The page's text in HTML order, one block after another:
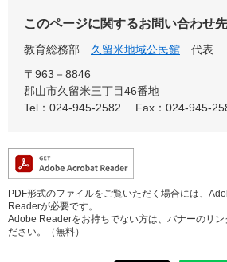
このページに関するお問い合わせ先
教育総務部 久留米地域公民館
代表
〒963－8846
郡山市久留米三丁目46番地
Tel：024-945-2582
Fax：024-945-
PDF形式のファイルをご覧いただく場合には、
Readerが必要です。
Adobe Readerをお持ちでない方は、バナーのリン
ださい。（無料）